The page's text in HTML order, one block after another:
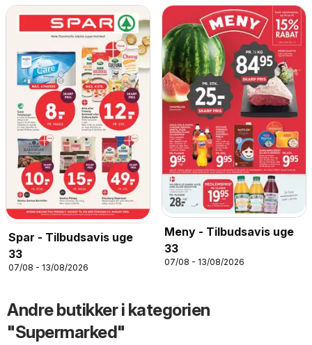
Spar - Tilbudsavis uge
33
07/08 - 13/08/2026
Meny - Tilbudsavis uge
33
07/08 - 13/08/2026
Andre butikker i kategorien
"Supermarked"